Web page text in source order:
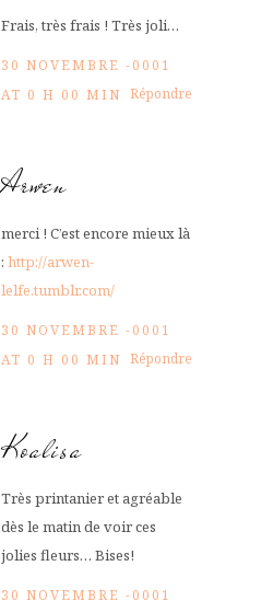
Frais, très frais ! Très joli…
30 NOVEMBRE -0001
AT 0 H 00 MIN Répondre
Arwen
merci ! C’est encore mieux là
: http://arwen-
lelfe.tumblr.com/
30 NOVEMBRE -0001
AT 0 H 00 MIN Répondre
Koalisa
Très printanier et agréable
dès le matin de voir ces
jolies fleurs… Bises!
30 NOVEMBRE -0001